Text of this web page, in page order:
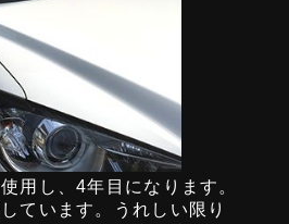
用し、4年目になります。
ています。うれしい限り